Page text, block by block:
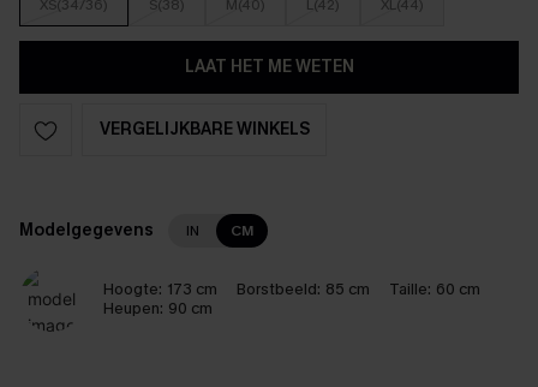
XS(34/36) S(38) M(40) L(42) XL(44)
LAAT HET ME WETEN
VERGELIJKBARE WINKELS
Modelgegevens IN CM
Hoogte: 173 cm Borstbeeld: 85 cm Taille: 60 cm
Heupen: 90 cm